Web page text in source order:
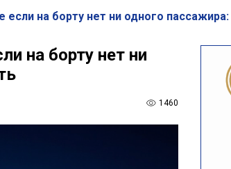
на борту нет ни одного
на борту нет ни
1460